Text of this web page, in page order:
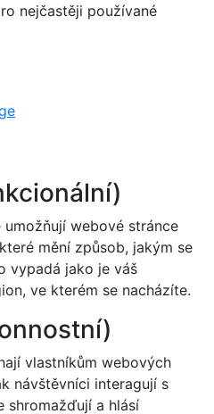
nejčastěji používané
webové stránce
mění způsob, jakým se
vypadá jako je váš
ve kterém se nacházíte.
vlastníkům webových
návštěvníci interagují s
shromažďují a hlásí